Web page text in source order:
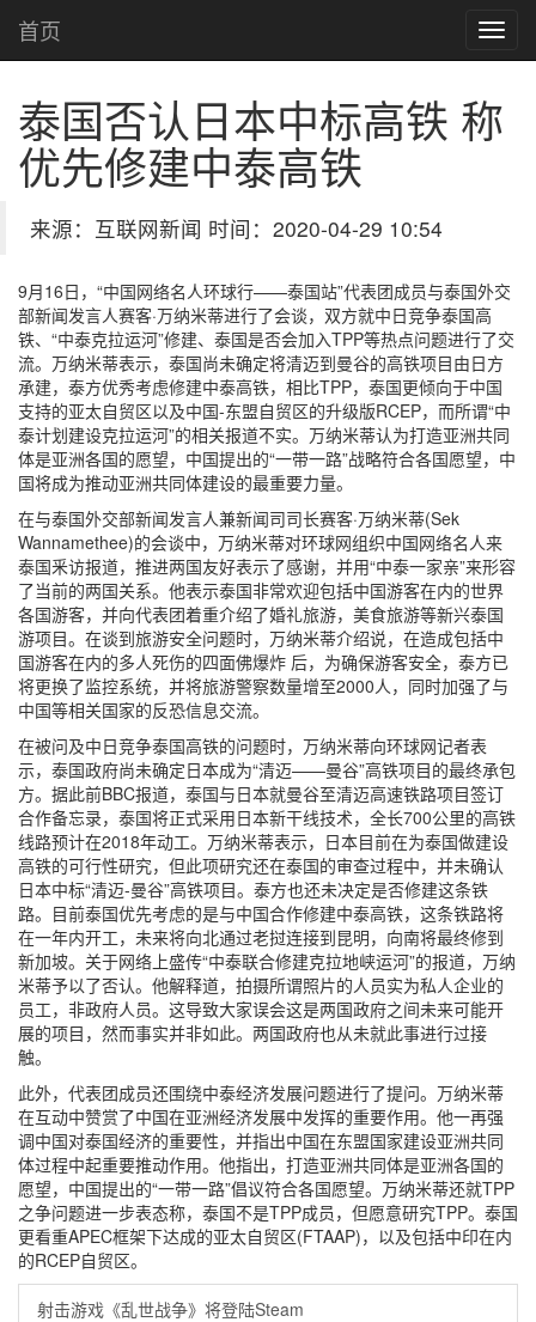
首页
泰国否认日本中标高铁 称
优先修建中泰高铁
来源：互联网新闻 时间：2020-04-29 10:54
9月16日，“中国网络名人环球行——泰国站”代表团成员与泰国外交
部新闻发言人赛客·万纳米蒂进行了会谈，双方就中日竞争泰国高
铁、“中泰克拉运河”修建、泰国是否会加入TPP等热点问题进行了交
流。万纳米蒂表示，泰国尚未确定将清迈到曼谷的高铁项目由日方
承建，泰方优秀考虑修建中泰高铁，相比TPP，泰国更倾向于中国
支持的亚太自贸区以及中国-东盟自贸区的升级版RCEP，而所谓“中
泰计划建设克拉运河”的相关报道不实。万纳米蒂认为打造亚洲共同
体是亚洲各国的愿望，中国提出的“一带一路”战略符合各国愿望，中
国将成为推动亚洲共同体建设的最重要力量。
在与泰国外交部新闻发言人兼新闻司司长赛客·万纳米蒂(Sek
Wannamethee)的会谈中，万纳米蒂对环球网组织中国网络名人来
泰国釆访报道，推进两国友好表示了感谢，并用“中泰一家亲”来形容
了当前的两国关系。他表示泰国非常欢迎包括中国游客在内的世界
各国游客，并向代表团着重介绍了婚礼旅游，美食旅游等新兴泰国
游项目。在谈到旅游安全问题时，万纳米蒂介绍说，在造成包括中
国游客在内的多人死伤的四面佛爆炸 后，为确保游客安全，泰方已
将更换了监控系统，并将旅游警察数量增至2000人，同时加强了与
中国等相关国家的反恐信息交流。
在被问及中日竞争泰国高铁的问题时，万纳米蒂向环球网记者表
示，泰国政府尚未确定日本成为“清迈——曼谷”高铁项目的最终承包
方。据此前BBC报道，泰国与日本就曼谷至清迈高速铁路项目签订
合作备忘录，泰国将正式采用日本新干线技术，全长700公里的高铁
线路预计在2018年动工。万纳米蒂表示，日本目前在为泰国做建设
高铁的可行性研究，但此项研究还在泰国的审查过程中，并未确认
日本中标“清迈-曼谷”高铁项目。泰方也还未决定是否修建这条铁
路。目前泰国优先考虑的是与中国合作修建中泰高铁，这条铁路将
在一年内开工，未来将向北通过老挝连接到昆明，向南将最终修到
新加坡。关于网络上盛传“中泰联合修建克拉地峡运河”的报道，万纳
米蒂予以了否认。他解释道，拍摄所谓照片的人员实为私人企业的
员工，非政府人员。这导致大家误会这是两国政府之间未来可能开
展的项目，然而事实并非如此。两国政府也从未就此事进行过接
触。
此外，代表团成员还围绕中泰经济发展问题进行了提问。万纳米蒂
在互动中赞赏了中国在亚洲经济发展中发挥的重要作用。他一再强
调中国对泰国经济的重要性，并指出中国在东盟国家建设亚洲共同
体过程中起重要推动作用。他指出，打造亚洲共同体是亚洲各国的
愿望，中国提出的“一带一路”倡议符合各国愿望。万纳米蒂还就TPP
之争问题进一步表态称，泰国不是TPP成员，但愿意研究TPP。泰国
更看重APEC框架下达成的亚太自贸区(FTAAP)，以及包括中印在内
的RCEP自贸区。
射击游戏《乱世战争》将登陆Steam